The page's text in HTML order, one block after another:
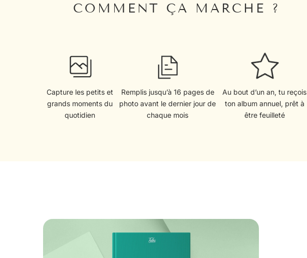
COMMENT ÇA MARCHE ?
Capture les petits et
grands moments du
quotidien
Remplis jusqu’à 16 pages de
photo avant le dernier jour de
chaque mois
Au bout d’un an, tu reçois
ton album annuel, prêt à
être feuilleté